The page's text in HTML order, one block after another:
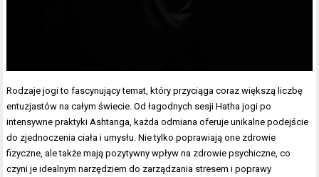
Rodzaje jogi to fascynujący temat, który przyciąga coraz większą liczbę
entuzjastów na całym świecie. Od łagodnych sesji Hatha jogi po
intensywne praktyki Ashtanga, każda odmiana oferuje unikalne podejście
do zjednoczenia ciała i umysłu. Nie tylko poprawiają one zdrowie
fizyczne, ale także mają pozytywny wpływ na zdrowie psychiczne, co
czyni je idealnym narzędziem do zarządzania stresem i poprawy